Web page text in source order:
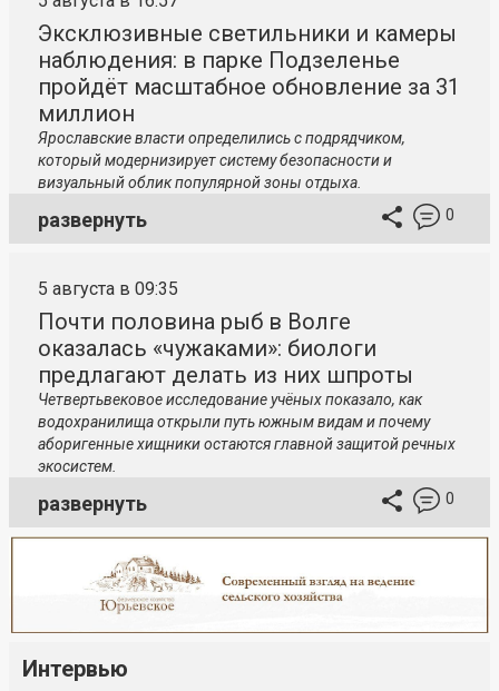
Эксклюзивные светильники и камеры
наблюдения: в парке Подзеленье
пройдёт масштабное обновление за 31
миллион
Ярославские власти определились с подрядчиком,
который модернизирует систему безопасности и
визуальный облик популярной зоны отдыха.
развернуть 0
5 августа в 09:35
Почти половина рыб в Волге
оказалась «чужаками»: биологи
предлагают делать из них шпроты
Четвертьвековое исследование учёных показало, как
водохранилища открыли путь южным видам и почему
аборигенные хищники остаются главной защитой речных
экосистем.
развернуть 0
Интервью